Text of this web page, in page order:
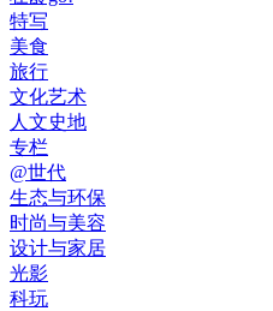
特写
美食
旅行
文化艺术
人文史地
专栏
@世代
生态与环保
时尚与美容
设计与家居
光影
科玩